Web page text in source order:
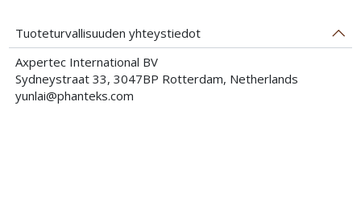
Tuoteturvallisuuden yhteystiedot
Axpertec International BV
Sydneystraat 33, 3047BP Rotterdam, Netherlands
yunlai@phanteks.com